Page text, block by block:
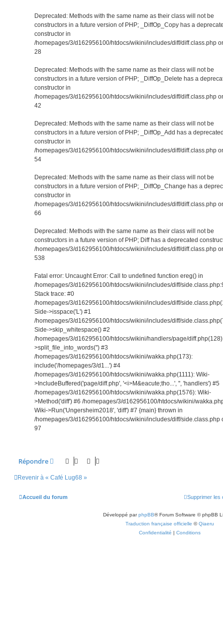
Deprecated: Methods with the same name as their class will not be
constructors in a future version of PHP; _DiffOp_Copy has a
constructor in
/homepages/3/d162956100/htdocs/wikini/includes/diff/diff.class.php
28
Deprecated: Methods with the same name as their class will not be
constructors in a future version of PHP; _DiffOp_Delete has a
constructor in
/homepages/3/d162956100/htdocs/wikini/includes/diff/diff.class.php
42
Deprecated: Methods with the same name as their class will not be
constructors in a future version of PHP; _DiffOp_Add has a
constructor in
/homepages/3/d162956100/htdocs/wikini/includes/diff/diff.class.php
54
Deprecated: Methods with the same name as their class will not be
constructors in a future version of PHP; _DiffOp_Change has a
constructor in
/homepages/3/d162956100/htdocs/wikini/includes/diff/diff.class.php
66
Deprecated: Methods with the same name as their class will not be
constructors in a future version of PHP; Diff has a deprecated
/homepages/3/d162956100/htdocs/wikini/includes/diff/diff.class.php
538
Fatal error: Uncaught Error: Call to undefined function ereg() in
/homepages/3/d162956100/htdocs/wikini/includes/diff/
Stack trace: #0
/homepages/3/d162956100/htdocs/wikini/includes/diff/
Side->isspace('L') #1
/homepages/3/d162956100/htdocs/wikini/includes/diff/
Side->skip_whitespace() #2
/homepages/3/d162956100/htdocs/wikini/handlers/page/
>split_file_into_words('') #3
/homepages/3/d162956100/htdocs/wikini/wakka.php(173):
include('/homepages/3/d1...') #4
/homepages/3/d162956100/htdocs/wikini/wakka.php(1111): Wiki-
>IncludeBuffered('page/diff.php', '<i>M&eacute;tho...', '', 'handlers') #5
/homepages/3/d162956100/htdocs/wikini/wakka.php(1576): Wiki-
>Method('diff') #6 /homepages/3/d162956100/htdocs/wikini/
Wiki->Run('Ungersheim2018', 'diff') #7 {main} thrown in
/homepages/3/d162956100/htdocs/wikini/includes/diff/side.class.php
97
Répondre
Revenir à « Café Lug68 »
Accueil du forum Supprimer les
Développé parphpBB® Forum Software © phpBB
Traduction française officielle ©Qiaeru
Confidentialité | Conditions